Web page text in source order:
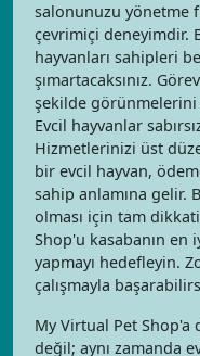
salonunuzu yönetme
çevrimiçi deneyimdir.
hayvanları sahipleri
şımartacaksınız.
şekilde görünmelerini
Evcil hayvanlar
Hizmetlerinizi üst
bir evcil hayvan,
sahip anlamına gelir.
olması için tam
Shop'u kasabanın en
yapmayı hedefleyin.
çalışmayla
My Virtual Pet Shop'a
değil; aynı zamanda